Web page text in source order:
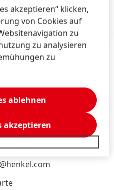
hinzufügen
Croatia, Romania,
akzeptieren“ klicken,
von Cookies auf
zu
zu analysieren
zu
ablehnen
akzeptieren